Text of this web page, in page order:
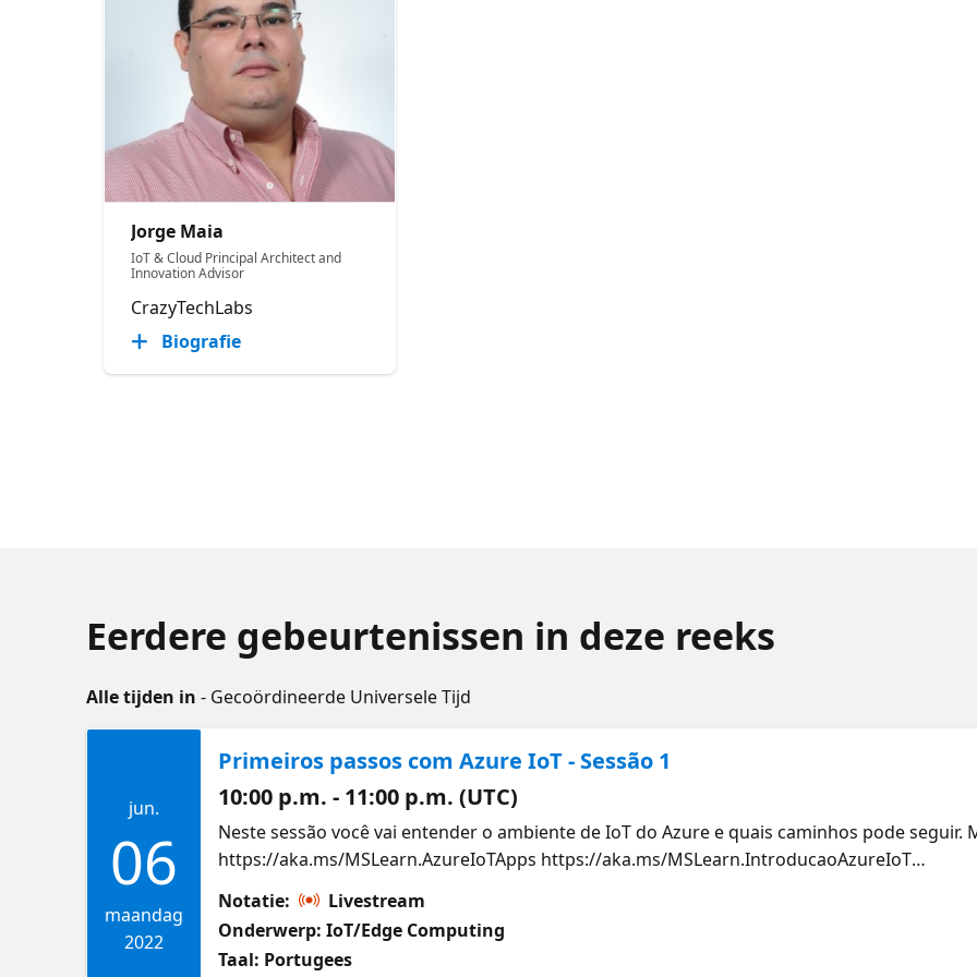
Jorge Maia
IoT & Cloud Principal Architect and
Innovation Advisor
CrazyTechLabs
Biografie
Eerdere gebeurtenissen in deze reeks
Alle tijden in- Gecoördineerde Universele Tijd
jun.
06
maandag
2022
Primeiros passos com Azure IoT - Sessão 1
10:00 p.m. - 11:00 p.m. (UTC)
Neste sessão você vai entender o ambiente de IoT do Azure e quais caminhos pode seguir.
https://aka.ms/MSLearn.AzureIoTApps https://aka.ms/MSLearn.IntroducaoAzureIoT
https://aka.ms/MSLearn.PropriedadesHubIoT https://aka.ms/
https://aka.ms/MSLearn.DispositivoIoTEdge Jorge Maia, é arquiteto e consultor de soluções
atuando no mercado desde 1995, focado em projetos de Inovação e Internet das Coisas.
Notatie:
Livestream
Onderwerp: IoT/Edge Computing
Taal: Portugees